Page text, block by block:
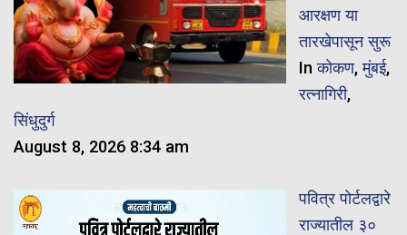
आरक्षण या
तारखेपासून सुरू
Inकोकण,मुंबई,
रत्नागिरी,
सिंधुदुर्ग
August 8, 2026 8:34 am
पवित्र पोर्टलद्वारे
राज्यातील ३०